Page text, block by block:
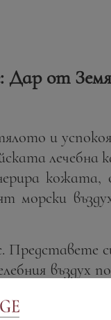
Дар от
и
лечебна
кожата,
морски
Представете
въздух
и вдъхновява.